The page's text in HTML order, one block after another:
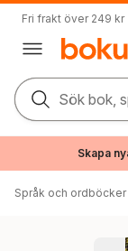
Fri frakt över 249 kr
Sök bok,
Skapa
Språk och ordböcker